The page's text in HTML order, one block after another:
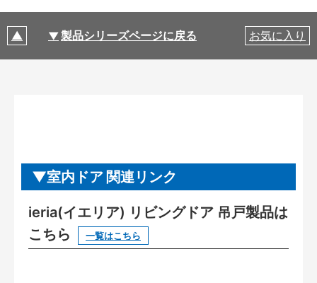
製品シリーズページに戻る お気に入り
室内ドア 関連リンク
ieria(イエリア) リビングドア 吊戸製品は
こちら
一覧はこちら